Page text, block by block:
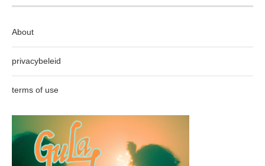
About
privacybeleid
terms of use